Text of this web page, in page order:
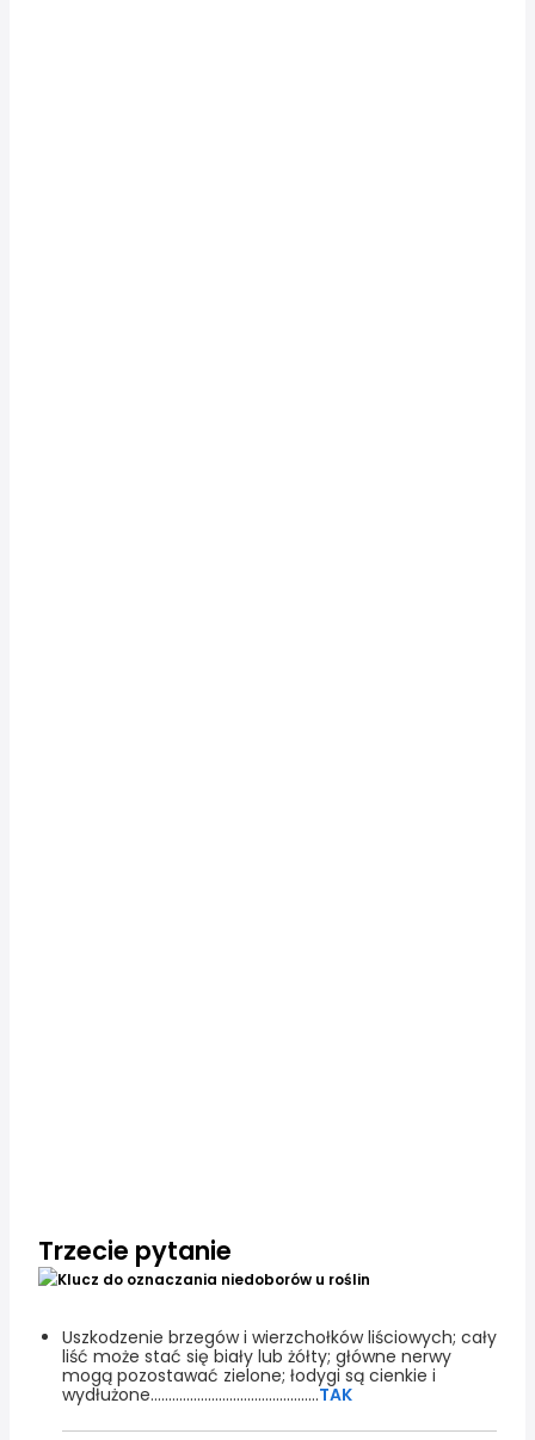
Trzecie pytanie
Uszkodzenie brzegów i wierzchołków liściowych; cały
liść może stać się biały lub żółty; główne nerwy
mogą pozostawać zielone; łodygi są cienkie i
wydłużone...............................................TAK